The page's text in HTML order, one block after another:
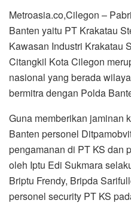
Metroasia.co,Cilegon –
Banten yaitu PT Krakatau
Kawasan Industri Krakatau
Citangkil Kota Cilegon
nasional yang berada
bermitra dengan Polda
Guna memberikan jaminan
Banten personel
pengamanan di PT KS dan
oleh Iptu Edi Sukmara
Briptu Frendy, Bripda
personel security PT KS